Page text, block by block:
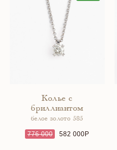
Колье с
бриллиантом
белое золото 585
776 000 582 000